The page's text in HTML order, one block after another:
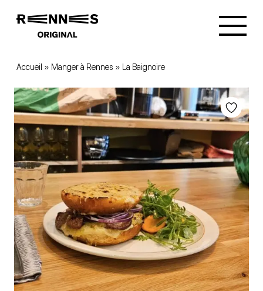
Accueil » Manger à Rennes » La Baignoire